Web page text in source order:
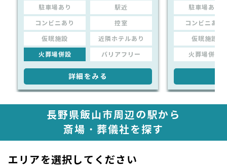
駐車場あり 駅近
コンビニあり 控室
仮眠施設 近隣ホテルあり
火葬場併設 バリアフリー
詳細をみる
駐車場あり
コンビニあり
仮眠施設
火葬場併設
長野県飯山市周辺の駅から
斎場・葬儀社を探す
エリアを選択してください